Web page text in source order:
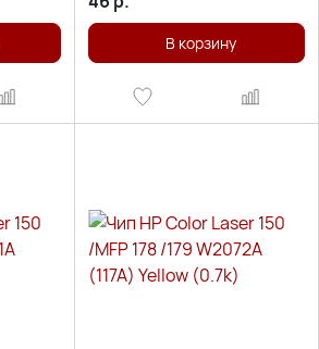
В корзину